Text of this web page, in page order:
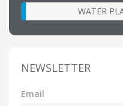
WATER
NEWSLETTER
Email